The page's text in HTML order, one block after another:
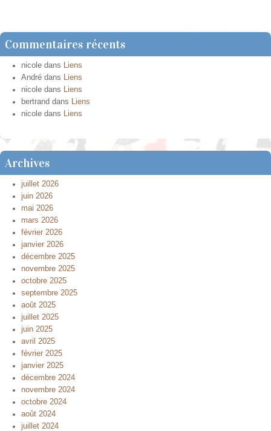
Commentaires récents
nicole dans Liens
André dans Liens
nicole dans Liens
bertrand dans Liens
nicole dans Liens
Archives
juillet 2026
juin 2026
mai 2026
mars 2026
février 2026
janvier 2026
décembre 2025
novembre 2025
octobre 2025
septembre 2025
août 2025
juillet 2025
juin 2025
avril 2025
février 2025
janvier 2025
décembre 2024
novembre 2024
octobre 2024
août 2024
juillet 2024